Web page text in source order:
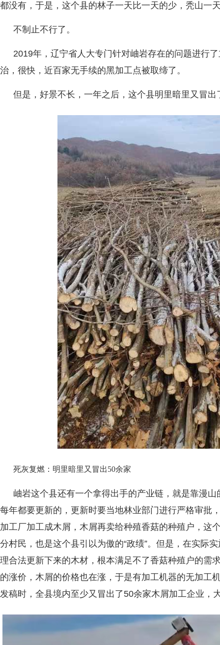
都没有，于是，这个县的林子一天比一天的少，秃山一
不制止不行了。
2019年，辽宁省人大专门针对岫岩存在的问题进行
治，很快，近百家无手续的黑加工点被取缔了。
但是，好景不长，一年之后，这个县明里暗里又冒
死灰复燃：明里暗里又冒出50余家
岫岩这个县还有一个拿得出手的产业链，就是靠漫
每年都要更新的，更新时要当地林业部门进行严格审批
加工厂加工成木屑，木屑再卖给种殖香菇的种殖户，这
分村民，也是这个县引以为傲的“政绩”。但是，在实际
理合法更新下来的木材，根本满足不了香菇种殖户的需
的涨价，木屑的价格也在涨，于是有加工机器的无加工
发稿时，全县境内至少又冒出了50余家木屑加工企业，